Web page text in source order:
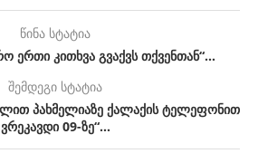
წინა სტატია
ერთი კითხვა გვაქვს თქვენთან“…
შემდეგი სტატია
პახმელიაზე ქალაქის ტელეფონით
ვრეკავდი 09-ზე“…